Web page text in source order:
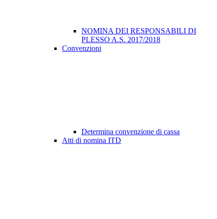
NOMINA DEI RESPONSABILI DI
PLESSO A.S. 2017/2018
Convenzioni
Determina convenzione di cassa
Atti di nomina ITD